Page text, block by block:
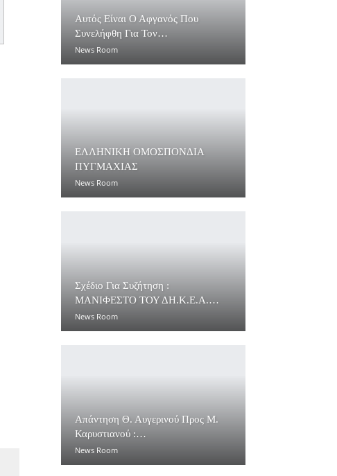
Αυτός Είναι Ο Αφγανός Που
Συνελήφθη Για Τον…
News Room
ΕΛΛΗΝΙΚΗ ΟΜΟΣΠΟΝΔΙΑ
ΠΥΓΜΑΧΙΑΣ
News Room
Σχέδιο Για Συζήτηση :
ΜΑΝΙΦΕΣΤΟ ΤΟΥ ΔΗ.Κ.Ε.Α.…
News Room
Απάντηση Θ. Αυγερινού Προς Μ.
Καρυστιανού :…
News Room